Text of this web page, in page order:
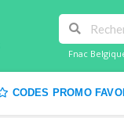
Fnac
CODES PROMO